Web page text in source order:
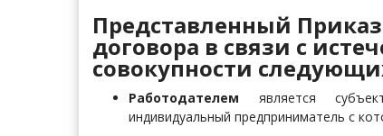
Представленный
договора в связи с
совокупности
Работодателем является
индивидуальный предприниматель с